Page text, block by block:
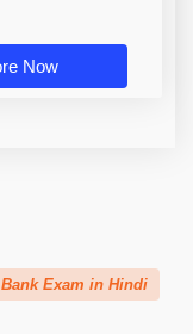
Now
Exam in Hindi